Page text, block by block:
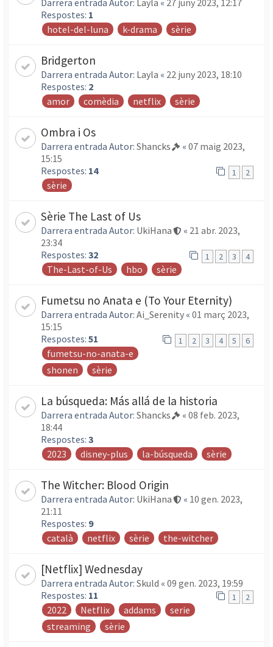
Darrera entrada Autor: Layla « 27 juny 2023, 12:17
Respostes: 1
hotel-del-luna
k-drama sèrie
Bridgerton
Darrera entrada Autor: Layla « 22 juny 2023, 18:10
Respostes: 2
amor
comèdia netflix sèrie
Ombra i Os
Darrera entrada Autor: Shancks « 07 maig 2023,
15:15
Respostes: 14 1 2
sèrie
Sèrie The Last of Us
Darrera entrada Autor: UkiHana « 21 abr. 2023,
23:34
Respostes: 32 1 2 3 4
The-Last-of-Us hbo sèrie
Fumetsu no Anata e (To Your Eternity)
Darrera entrada Autor: Ai_Serenity « 01 març 2023,
15:15
Respostes: 51 1 2 3 4 5 6
fumetsu-no-anata-e
shonen
sèrie
La búsqueda: Más allá de la historia
Darrera entrada Autor: Shancks « 08 feb. 2023,
18:44
Respostes: 3
2023
disney-plus la-búsqueda sèrie
The Witcher: Blood Origin
Darrera entrada Autor: UkiHana « 10 gen. 2023,
21:11
Respostes: 9
català
netflix sèrie the-witcher
[Netflix] Wednesday
Darrera entrada Autor: Skuld « 09 gen. 2023, 19:59
Respostes: 11 1 2
2022 Netflix addams
serie
streaming
sèrie